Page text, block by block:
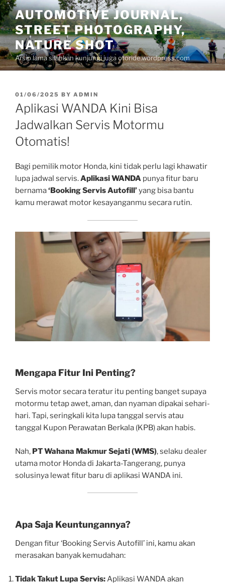
Skip
to
content
AUTOMOTIVE JOURNAL,
STREET PHOTOGRAPHY,
NATURE SHOT
Arsip lama silahkan kunjungi juga otoride.wordpress.com
POSTED
ON
01/06/2025 BY ADMIN
Aplikasi WANDA Kini Bisa
Jadwalkan Servis Motormu
Otomatis!
Bagi pemilik motor Honda, kini tidak perlu lagi khawatir
lupa jadwal servis.Aplikasi WANDA punya fitur baru
bernama‘Booking Servis Autofill’yang bisa bantu
kamu merawat motor kesayanganmu secara rutin.
Mengapa Fitur Ini Penting?
Servis motor secara teratur itu penting banget supaya
motormu tetap awet, aman, dan nyaman dipakai sehari-
hari. Tapi, seringkali kita lupa tanggal servis atau
tanggal Kupon Perawatan Berkala (KPB) akan habis.
Nah, PT Wahana Makmur Sejati (WMS), selaku dealer
utama motor Honda di Jakarta-Tangerang, punya
solusinya lewat fitur baru di aplikasi WANDA ini.
Apa Saja Keuntungannya?
Dengan fitur ‘Booking Servis Autofill’ ini, kamu akan
merasakan banyak kemudahan:
Tidak Takut Lupa Servis:Aplikasi WANDA akan